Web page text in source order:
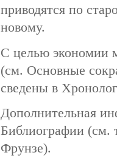
приводятся по
новому.
С целью экономии
(см. Основные
сведены в
Дополнительная
Библиографии (см.
Фрунзе).